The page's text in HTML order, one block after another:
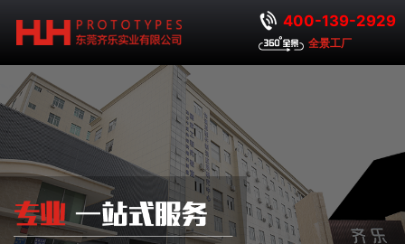
400-139-2929
全景工厂